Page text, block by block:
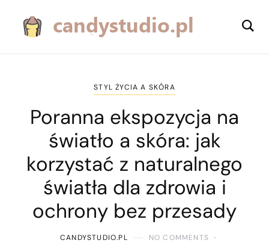
STYL ŻYCIA A SKÓRA
Poranna ekspozycja na
światło a skóra: jak
korzystać z naturalnego
światła dla zdrowia i
ochrony bez przesady
CANDYSTUDIO.PL
NO COMMENTS